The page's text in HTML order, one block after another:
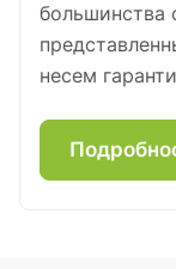
большинства
несем